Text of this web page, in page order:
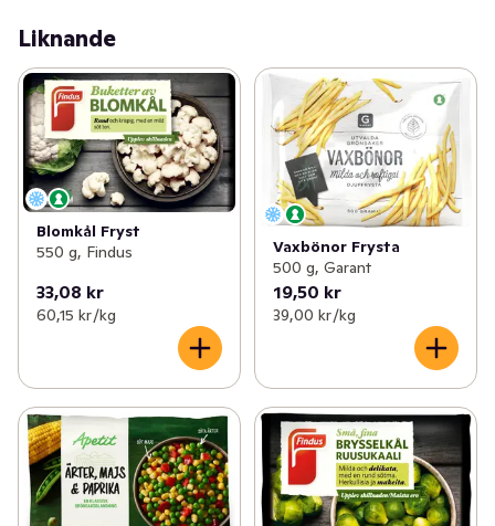
Liknande
Blomkål Fryst
550 g, Findus
33,08 kr
60,15 kr /kg
Vaxbönor Frysta
500 g, Garant
19,50 kr
39,00 kr /kg